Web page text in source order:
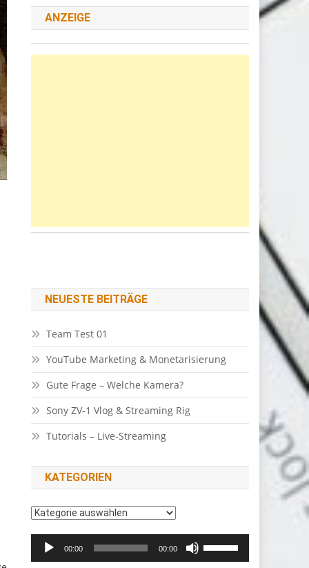
ANZEIGE
NEUESTE BEITRÄGE
Team Test 01
YouTube Marketing & Monetarisierung
Gute Frage – Welche Kamera?
Sony ZV-1 Vlog & Streaming Rig
Tutorials – Live-Streaming
KATEGORIEN
Kategorien
Audio-
Player
00:00 00:00